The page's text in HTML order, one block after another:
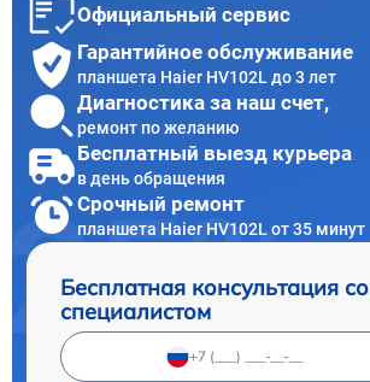
Официальный сервис
Гарантийное обслуживание
планшета Haier HV102L до 3 лет
Диагностика за наш счет,
ремонт по желанию
Бесплатный выезд курьера
в день обращения
Срочный ремонт
планшета Haier HV102L от 35 минут
Бесплатная консультация со
специалистом